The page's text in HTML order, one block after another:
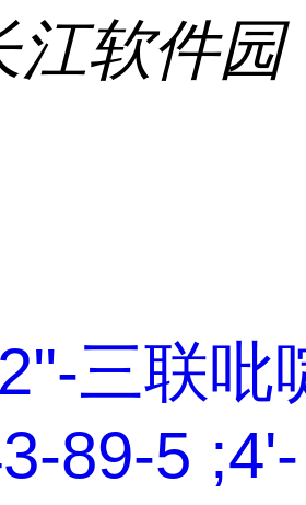
江软件园
三联吡
89-5 ;4'-